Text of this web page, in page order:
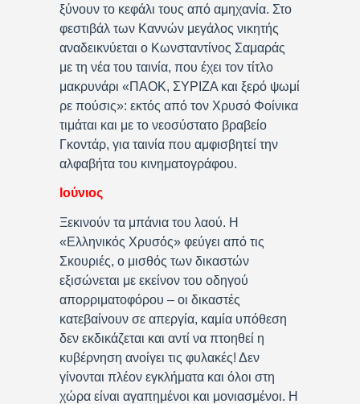
ξύνουν το κεφάλι τους από αμηχανία. Στο
φεστιβάλ των Καννών μεγάλος νικητής
αναδεικνύεται ο Κωνσταντίνος Σαμαράς
με τη νέα του ταινία, που έχει τον τίτλο
μακρυνάρι «ΠΑΟΚ, ΣΥΡΙΖΑ και ξερό ψωμί
ρε πούσις»: εκτός από τον Χρυσό Φοίνικα
τιμάται και με το νεοσύστατο βραβείο
Γκοντάρ, για ταινία που αμφισβητεί την
αλφαβήτα του κινηματογράφου.
Ιούνιος
Ξεκινούν τα μπάνια του λαού. Η
«Ελληνικός Χρυσός» φεύγει από τις
Σκουριές, ο μισθός των δικαστών
εξισώνεται με εκείνον του οδηγού
απορριματοφόρου – οι δικαστές
κατεβαίνουν σε απεργία, καμία υπόθεση
δεν εκδικάζεται και αντί να πτοηθεί η
κυβέρνηση ανοίγει τις φυλακές! Δεν
γίνονται πλέον εγκλήματα και όλοι στη
χώρα είναι αγαπημένοι και μονιασμένοι. Η